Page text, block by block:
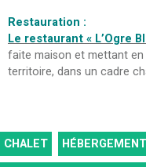
Restauration :
Le restaurant « L’Ogre
faite maison et mettant
territoire, dans un cadre
CHALET